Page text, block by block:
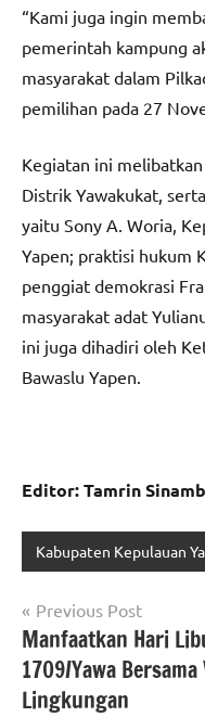
“Kami juga ingin
pemerintah kampung
masyarakat dalam
pemilihan pada 27
Kegiatan ini
Distrik Yawakukat,
yaitu Sony A. Woria,
Yapen; praktisi hukum
penggiat demokrasi
masyarakat adat
ini juga dihadiri oleh
Bawaslu Yapen.
Editor: Tamrin
Kabupaten Kepulauan
Navigasi
pos
Previous Post
Manfaatkan Hari
1709/Yawa
Lingkungan